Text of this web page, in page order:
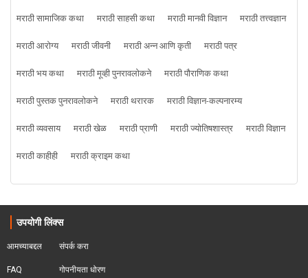
मराठी सामाजिक कथा
मराठी साहसी कथा मराठी मानवी विज्ञान
मराठी तत्त्वज्ञान
मराठी आरोग्य
मराठी जीवनी मराठी अन्न आणि कृती
मराठी पत्र
मराठी भय कथा
मराठी मूव्ही पुनरावलोकने
मराठी पौराणिक कथा
मराठी पुस्तक पुनरावलोकने
मराठी थरारक
मराठी विज्ञान-कल्पनारम्य
मराठी व्यवसाय
मराठी खेळ मराठी प्राणी मराठी ज्योतिषशास्त्र
मराठी विज्ञान
मराठी काहीही
मराठी क्राइम कथा
उपयोगी लिंक्स
आमच्याबद्दल
FAQ
संपर्क करा
गोपनीयता धोरण